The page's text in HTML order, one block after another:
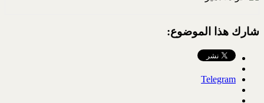
شارك هذا الموضوع:
Telegram